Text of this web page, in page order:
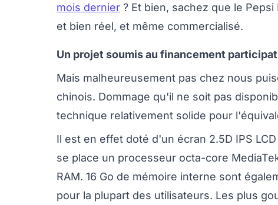
mois dernier ? Et bien, sachez que le
et bien réel, et même commercialisé.
Un projet soumis au financement
Mais malheureusement pas chez nous
chinois. Dommage qu'il ne soit pas
technique relativement solide pour
Il est en effet doté d'un écran 2.5D IPS
se place un processeur octa-core
RAM. 16 Go de mémoire interne sont
pour la plupart des utilisateurs. Les plus